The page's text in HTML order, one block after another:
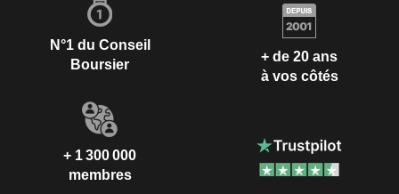
N°1 du Conseil
Boursier
+ de 20 ans
à vos côtés
+ 1 300 000
membres